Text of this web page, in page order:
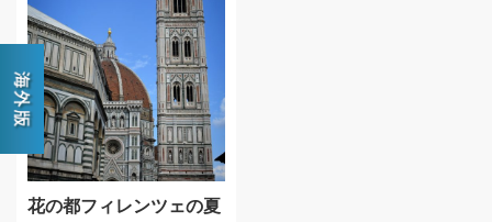
花の都フィレンツェの夏